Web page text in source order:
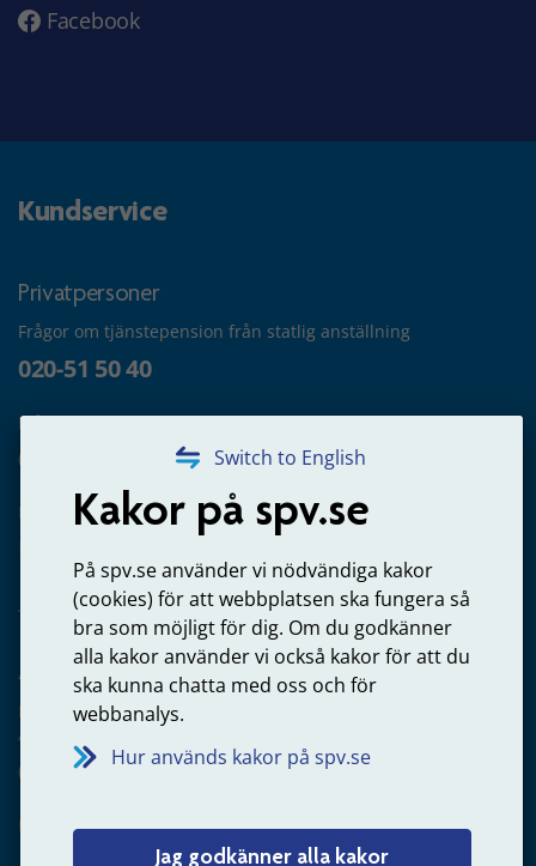
Switch to English
Kakor på spv.se
På spv.se använder vi nödvändiga kakor
(cookies) för att webbplatsen ska fungera så
bra som möjligt för dig. Om du godkänner
alla kakor använder vi också kakor för att du
ska kunna chatta med oss och för
webbanalys.
Hur används kakor på spv.se
Jag godkänner alla kakor
Facebook
Kundservice
Privatpersoner
Frågor om tjänstepension från statlig anställning
020-51 50 40
Frågor om utbetalning
020-65 00 65
Kontakta oss
Arbetsgivare
Frågor om administration av tjänstepension från statlig
anställning
060-18 75 03
Kontakta oss